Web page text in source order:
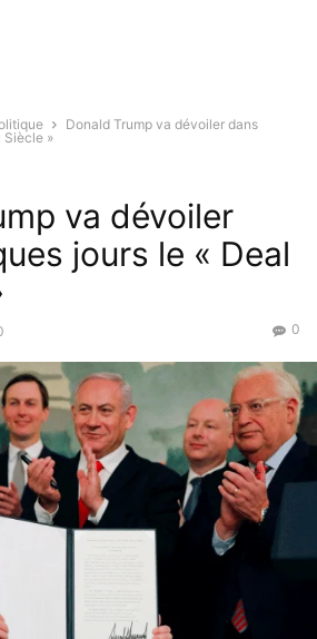
Donald Trump va dévoiler dans
Siècle »
va dévoiler
jours le « Deal
0